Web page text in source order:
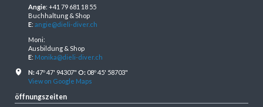
Angie: +41 79 681 18 55
Buchhaltung & Shop
E: angie@dieli-diver.ch
Moni:
Ausbildung & Shop
E: Monika@dieli-diver.ch
N:47º 47' 94307" O:08º 45' 58703"
View on Google Maps
öffnungszeiten